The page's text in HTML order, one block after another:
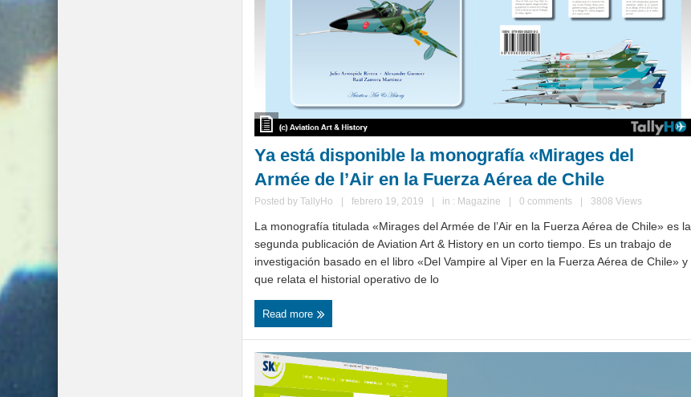
Ya está disponible la monografía «Mirages del
Armée de l’Air en la Fuerza Aérea de Chile
Posted by TallyHo febrero 19, 2019 in : Magazine 0 comments 3808 Views
La monografía titulada «Mirages del Armée de l’Air en la Fuerza Aérea de Chile» es la
segunda publicación de Aviation Art & History en un corto tiempo. Es un trabajo de
investigación basado en el libro «Del Vampire al Viper en la Fuerza Aérea de Chile» y
que relata el historial operativo de lo
Read more